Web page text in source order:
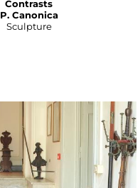
Contrasts
P. Canonica
Sculpture